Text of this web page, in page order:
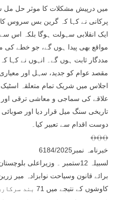
میں درپیش مشکلات کا موثر حل
پرکانی نے کہا کہ گرین بس سروس
ایک انقلابی سہولت ہوگا بلکہ اس
مواقع بھی پیدا ہوں گے، جو خطے کی
مددگار ثابت ہوں گے۔ انہوں نے کہا
مقصد عوام کو جدید، سہل اور
اجلاس میں شریک تمام متعلقہ
علاقے کی سماجی و معاشی ترقی
تاریخی سنگ میل قرار دیا اور
دوست اقدام سے تعبیر کیا۔
﴾﴿﴾﴿﴾﴿
خبرنامہ نمبر6184/2025
لسبیلہ 12ستمبر ۔ وزیراعلی
برائے قانون وسیاحت نوابزادہ
کاوشوں کے